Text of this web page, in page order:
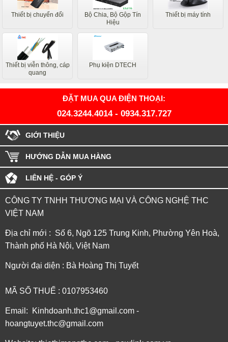
Thiết bị chuyển đổi
Bộ Chia, Bộ Gộp Tín
Hiệu
Thiết bị máy tính
Thiết bị viễn thông, cáp
quang
Phụ kiện DTECH
ĐẶT MUA QUA ĐIỆN THOẠI:
024.3244.4014- 0934.317.727
GIỚI THIỆU
HƯỚNG DẪN MUA HÀNG
LIÊN HỆ - GÓP Ý
CÔNG TY TNHH THƯƠNG MẠI VÀ CÔNG NGHỆ THC
VIỆT NAM
Địa chỉ mới : Số 6, Ngõ 125 Trung Kinh, Phường Yên Hoà,
Thành phố Hà Nội, Việt Nam
Người đại diện : Bà Hoàng Thị Tuyết
MÃ SỐ THUẾ : 0107953460
Email: Kinhdoanh.thc1@gmail.com -
hoangtuyet.thc@gmail.com